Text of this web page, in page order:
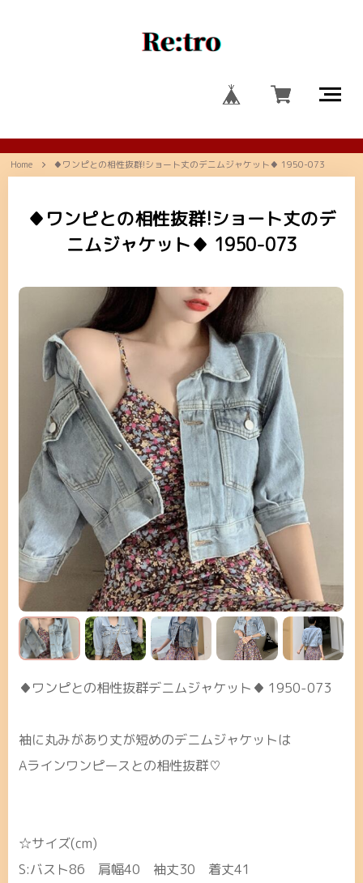
Home ♦ワンピとの相性抜群!ショート丈のデニムジャケット♦ 1950-073
♦ワンピとの相性抜群!ショート丈のデ
ニムジャケット♦ 1950-073
♦ワンピとの相性抜群デニムジャケット♦ 1950-073
袖に丸みがあり丈が短めのデニムジャケットは
Aラインワンピースとの相性抜群♡
☆サイズ(cm)
S:バスト86 肩幅40 袖丈30 着丈41